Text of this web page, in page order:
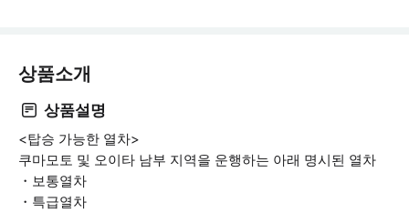
상품소개
상품설명
<탑승 가능한 열차>
쿠마모토 및 오이타 남부 지역을 운행하는 아래 명시된 열차
・보통열차
・특급열차